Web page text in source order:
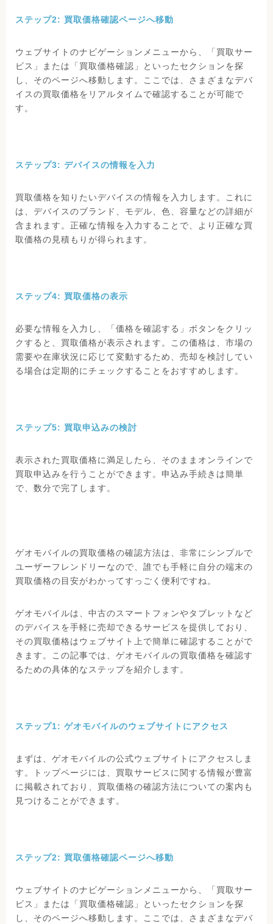
ステップ2: 買取価格確認ページへ移動
ウェブサイトのナビゲーションメニューから、「買取サー
ビス」または「買取価格確認」といったセクションを探
し、そのページへ移動します。ここでは、さまざまなデバ
イスの買取価格をリアルタイムで確認することが可能で
す。
ステップ3: デバイスの情報を入力
買取価格を知りたいデバイスの情報を入力します。これに
は、デバイスのブランド、モデル、色、容量などの詳細が
含まれます。正確な情報を入力することで、より正確な買
取価格の見積もりが得られます。
ステップ4: 買取価格の表示
必要な情報を入力し、「価格を確認する」ボタンをクリッ
クすると、買取価格が表示されます。この価格は、市場の
需要や在庫状況に応じて変動するため、売却を検討してい
る場合は定期的にチェックすることをおすすめします。
ステップ5: 買取申込みの検討
表示された買取価格に満足したら、そのままオンラインで
買取申込みを行うことができます。申込み手続きは簡単
で、数分で完了します。
ゲオモバイルの買取価格の確認方法は、非常にシンプルで
ユーザーフレンドリーなので、誰でも手軽に自分の端末の
買取価格の目安がわかってすっごく便利ですね。
ゲオモバイルは、中古のスマートフォンやタブレットなど
のデバイスを手軽に売却できるサービスを提供しており、
その買取価格はウェブサイト上で簡単に確認することがで
きます。この記事では、ゲオモバイルの買取価格を確認す
るための具体的なステップを紹介します。
ステップ1: ゲオモバイルのウェブサイトにアクセス
まずは、ゲオモバイルの公式ウェブサイトにアクセスしま
す。トップページには、買取サービスに関する情報が豊富
に掲載されており、買取価格の確認方法についての案内も
見つけることができます。
ステップ2: 買取価格確認ページへ移動
ウェブサイトのナビゲーションメニューから、「買取サー
ビス」または「買取価格確認」といったセクションを探
し、そのページへ移動します。ここでは、さまざまなデバ